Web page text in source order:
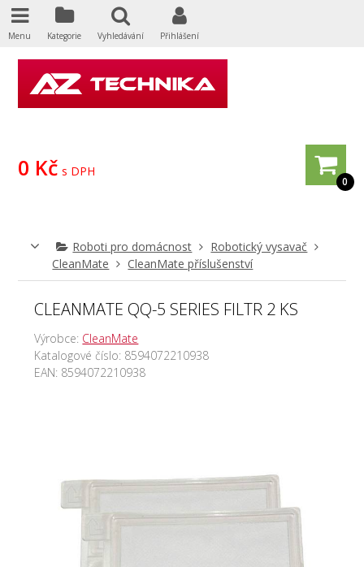
0
0 Kč s DPH
Roboti pro domácnost
Robotický vysavač
CleanMate
CleanMate příslušenství
CLEANMATE QQ-5 SERIES FILTR 2 KS
Výrobce: CleanMate
Katalogové číslo: 8594072210938
EAN: 8594072210938
Menu Kategorie Vyhledávání Přihlášení